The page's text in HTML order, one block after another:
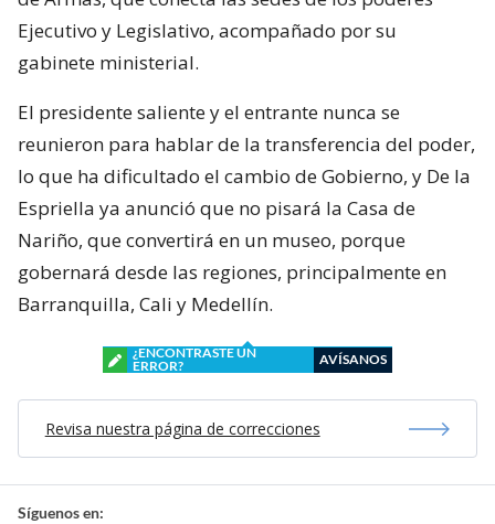
Ejecutivo y Legislativo, acompañado por su
gabinete ministerial.
El presidente saliente y el entrante nunca se
reunieron para hablar de la transferencia del poder,
lo que ha dificultado el cambio de Gobierno, y De la
Espriella ya anunció que no pisará la Casa de
Nariño, que convertirá en un museo, porque
gobernará desde las regiones, principalmente en
Barranquilla, Cali y Medellín.
¿ENCONTRASTE UN
ERROR?
AVÍSANOS
Revisa nuestra página de correcciones
Síguenos en: